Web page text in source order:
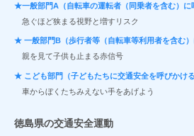
★一般部門A（自転車の運転者（同乗者を含む）に
急ぐほど狭まる視野と増すリスク
★ 一般部門B（歩行者等（自転車等利用者を含む）
親を見て子供も止まる赤信号
★ こども部門（子どもたちに交通安全を呼びかける
車からぼくたちみえない手をあげよう
徳島県の交通安全運動